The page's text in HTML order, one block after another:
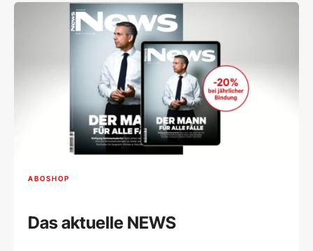
ABOSHOP
Das aktuelle NEWS